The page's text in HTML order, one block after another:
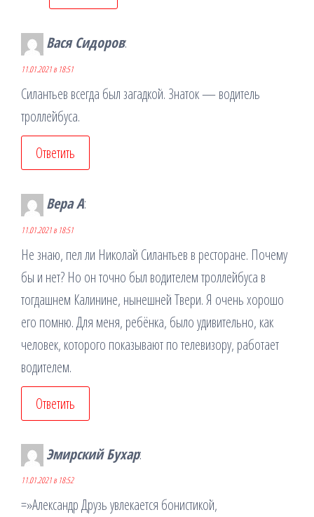
Вася Сидоров:
11.01.2021 в 18:51
Силантьев всегда был загадкой. Знаток — водитель
троллейбуса.
Ответить
Вера А:
11.01.2021 в 18:51
Не знаю, пел ли Николай Силантьев в ресторане. Почему
бы и нет? Но он точно был водителем троллейбуса в
тогдашнем Калинине, нынешней Твери. Я очень хорошо
его помню. Для меня, ребёнка, было удивительно, как
человек, которого показывают по телевизору, работает
водителем.
Ответить
Эмирский Бухар:
11.01.2021 в 18:52
=»Александр Друзь увлекается бонистикой,